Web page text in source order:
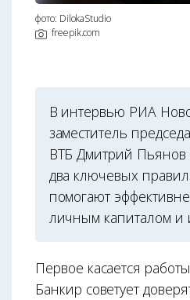
фото: DilokaStudio
freepik.com
В интервью РИА
заместитель
ВТБ Дмитрий Пьянов
два ключевых
помогают
личным капиталом и
Первое касается
Банкир советует